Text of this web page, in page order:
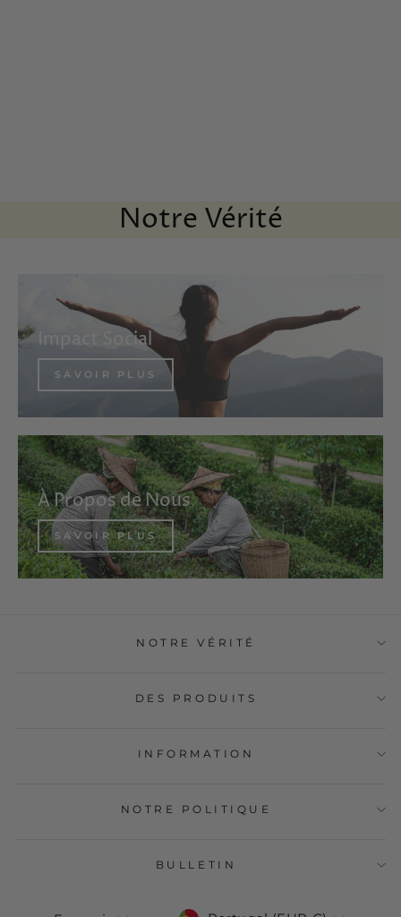
Notre Vérité
Impact Social
SAVOIR PLUS
À Propos de Nous
SAVOIR PLUS
NOTRE VÉRITÉ
DES PRODUITS
INFORMATION
NOTRE POLITIQUE
BULLETIN